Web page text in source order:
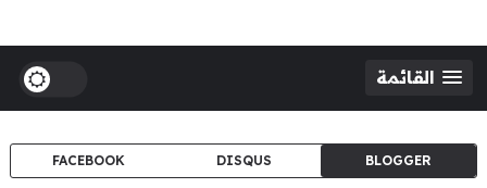
القائمة
BLOGGER
DISQUS
FACEBOOK